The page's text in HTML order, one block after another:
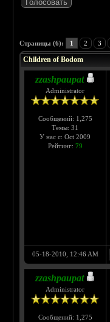
Страницы (6): 1 2 3
Children of Bodom
zzashpaupat
Administrator
Сообщений: 1,275
Темы: 31
У нас с: Oct 2009
Рейтинг: 79
05-18-2010, 12:46 AM
zzashpaupat
Administrator
Сообщений: 1,275